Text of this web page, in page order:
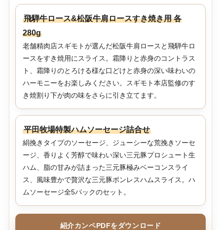
飛騨牛ロース&松阪牛肩ロースすき焼き用 各
280g
老舗精肉店スギモトが選んだ松阪牛肩ロースと飛騨牛ロ
ースをすき焼用にスライス。霜降りと赤身のコントラス
ト、霜降りのとろける様な口どけと赤身の深い味わいの
ハーモニーをお楽しみください。スギモト本店監修のす
き焼割り下が肉の味をさらに引き立てます。
平田牧場特製ハムソーセージ詰合せ
絹挽きタイプのソーセージ、ジューシーな荒挽きソーセ
ージ、香りよく芳醇で味わい深い三元豚プロシュート生
ハム、脂の甘みが詰まった三元豚極みベーコンスライ
ス、風味豊かで贅沢な三元豚ボンレスハムスライス。ハ
ムソーセージ全5パックのセット。
紹介カンペPDFをダウンロード